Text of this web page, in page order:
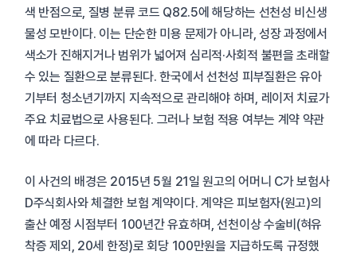
색 반점으로, 질병 분류 코드 Q82.5에 해당하는 선천성 비신생
물성 모반이다. 이는 단순한 미용 문제가 아니라, 성장 과정에서
색소가 진해지거나 범위가 넓어져 심리적·사회적 불편을 초래할
수 있는 질환으로 분류된다. 한국에서 선천성 피부질환은 유아
기부터 청소년기까지 지속적으로 관리해야 하며, 레이저 치료가
주요 치료법으로 사용된다. 그러나 보험 적용 여부는 계약 약관
에 따라 다르다.
이 사건의 배경은 2015년 5월 21일 원고의 어머니 C가 보험사
D주식회사와 체결한 보험 계약이다. 계약은 피보험자(원고)의
출산 예정 시점부터 100년간 유효하며, 선천이상 수술비(혀유
착증 제외, 20세 한정)로 회당 100만원을 지급하도록 규정했